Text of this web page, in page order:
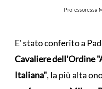
Professoressa
E' stato conferito a
Cavaliere dell'Ordine
Italiana", la più alta